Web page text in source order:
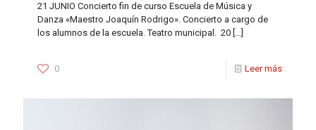
21 JUNIO Concierto fin de curso Escuela de Música y
Danza «Maestro Joaquín Rodrigo». Concierto a cargo de
los alumnos de la escuela. Teatro municipal. 20 […]
0 Leer más